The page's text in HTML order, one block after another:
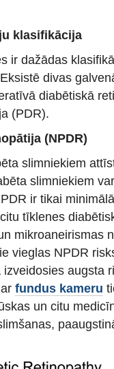
klasifikācija
ir dažādas
divas
diabētiskā
(PDR).
(NPDR)
slimniekiem
slimniekiem
ir tikai
tīklenes
mikroaneirismas
vieglas NPDR
augsta
fundus kameru
un citu